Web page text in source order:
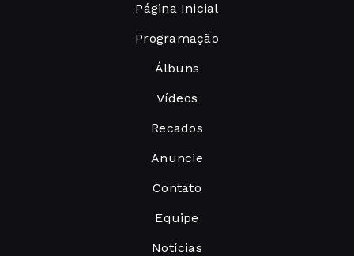
Página Inicial
Programação
Álbuns
Vídeos
Recados
Anuncie
Contato
Equipe
Notícias